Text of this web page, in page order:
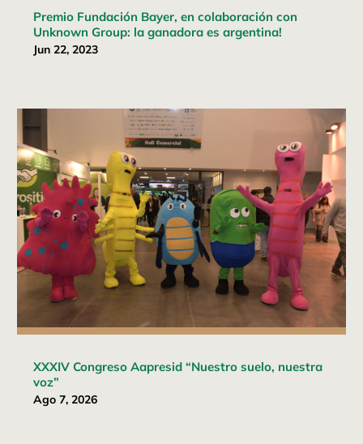
Premio Fundación Bayer, en colaboración con
Unknown Group: la ganadora es argentina!
Jun 22, 2023
XXXIV Congreso Aapresid “Nuestro suelo, nuestra
voz”
Ago 7, 2026